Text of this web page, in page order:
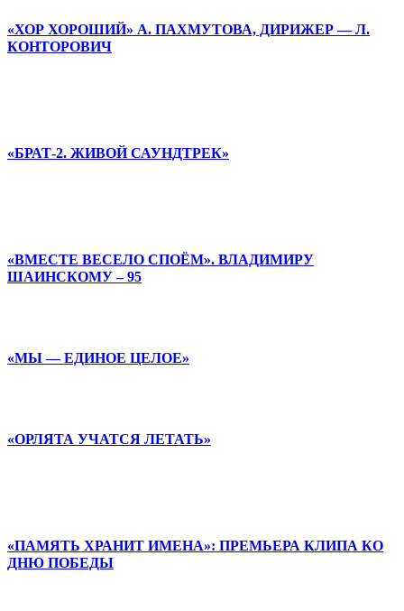
«ХОР ХОРОШИЙ» А. ПАХМУТОВА, ДИРИЖЕР — Л.
КОНТОРОВИЧ
«БРАТ-2. ЖИВОЙ САУНДТРЕК»
«ВМЕСТЕ ВЕСЕЛО СПОЁМ». ВЛАДИМИРУ
ШАИНСКОМУ – 95
«МЫ — ЕДИНОЕ ЦЕЛОЕ»
«ОРЛЯТА УЧАТСЯ ЛЕТАТЬ»
«ПАМЯТЬ ХРАНИТ ИМЕНА»: ПРЕМЬЕРА КЛИПА КО
ДНЮ ПОБЕДЫ